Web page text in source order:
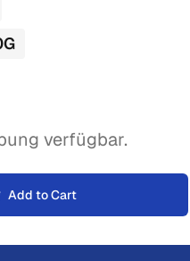
G
verfügbar.
Add to Cart